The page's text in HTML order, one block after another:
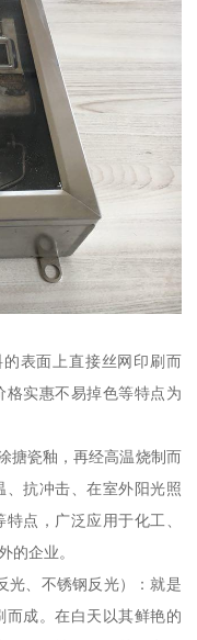
表面上直接丝网印刷而
格实惠不易掉色等特点为
搪瓷釉，再经高温烧制而
、抗冲击、在室外阳光照
点，广泛应用于化工、
的企业。
光、不锈钢反光）：就是
而成。在白天以其鲜艳的